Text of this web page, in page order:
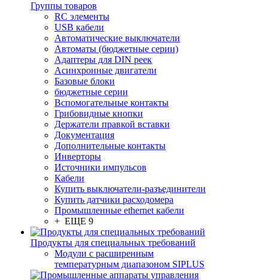
Группы товаров
RC элементы
USB кабели
Автоматические выключатели
Автоматы (бюджетные серии)
Адаптеры для DIN реек
Асинхронные двигатели
Базовые блоки
бюджетные серии
Вспомогательные контакты
Грибовидные кнопки
Держатели правкой вставки
Документация
Дополнительные контакты
Инверторы
Источники импульсов
Кабели
Купить выключатели-разъединители
Купить датчики расходомера
Промышленные ethernet кабели
+ ЕЩЕ 9
Продукты для специальных требований
Модули с расширенным
температурным диапазоном SIPLUS